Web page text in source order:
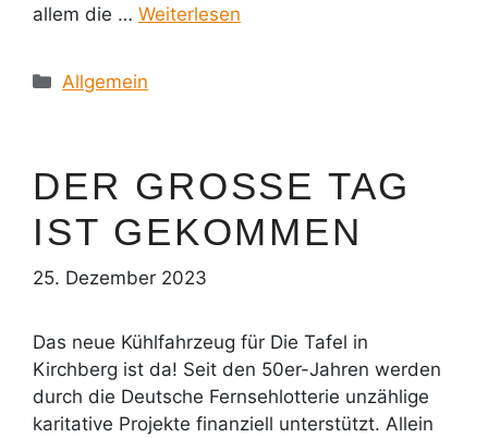
allem die … Weiterlesen
Kategorien
Allgemein
DER GROSSE TAG I
ST GEKOMMEN
25. Dezember 2023
Das neue Kühlfahrzeug für Die Tafel in
Kirchberg ist da! Seit den 50er-Jahren werden
durch die Deutsche Fernsehlotterie unzählige
karitative Projekte finanziell unterstützt. Allein